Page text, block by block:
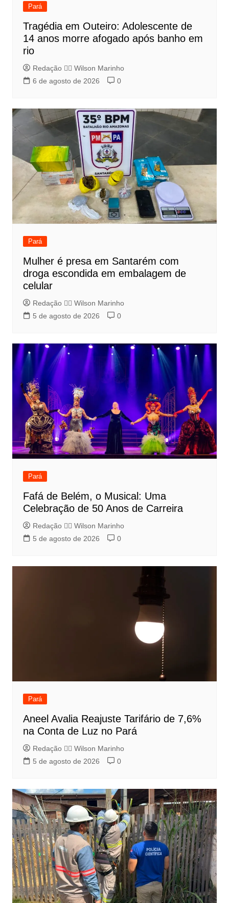
Pará
Tragédia em Outeiro: Adolescente de
14 anos morre afogado após banho em
rio
Redação 👨‍⚖️​ Wilson Marinho
6 de agosto de 2026
0
Pará
Mulher é presa em Santarém com
droga escondida em embalagem de
celular
Redação 👨‍⚖️​ Wilson Marinho
5 de agosto de 2026
0
Pará
Fafá de Belém, o Musical: Uma
Celebração de 50 Anos de Carreira
Redação 👨‍⚖️​ Wilson Marinho
5 de agosto de 2026
0
Pará
Aneel Avalia Reajuste Tarifário de 7,6%
na Conta de Luz no Pará
Redação 👨‍⚖️​ Wilson Marinho
5 de agosto de 2026
0